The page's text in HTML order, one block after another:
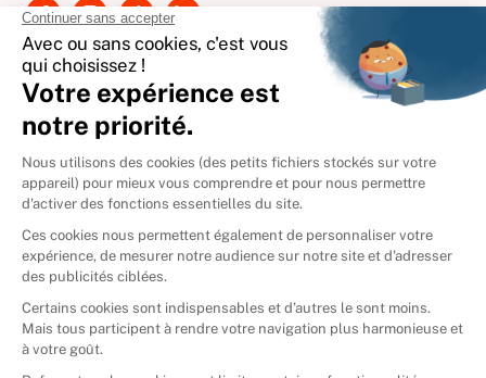
International
🇪🇸 Espagne
🇩🇪Allemagne
🇮🇹 Italie